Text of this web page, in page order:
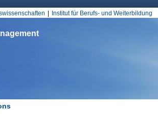
Institut für Berufs- und Weiterbildung